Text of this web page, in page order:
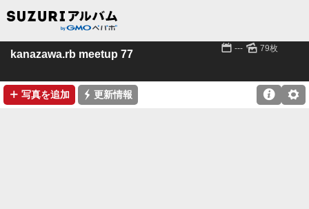
kanazawa.rb meetup 77 📅 --- 🌄 79枚
➕ 写真を追加 ⚡ 更新情報 ⚙
